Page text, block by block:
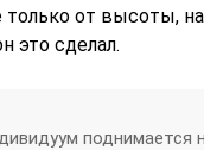
от высоты,
это сделал.
поднимается